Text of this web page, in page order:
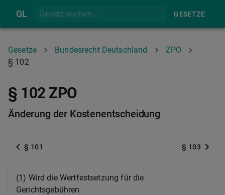
GL GESETZE
Gesetze Bundesrecht Deutschland
ZPO
§ 102
§ 102 ZPO
Änderung der Kostenentscheidung
§ 101 § 103
(1) Wird die Wertfestsetzung für die
Gerichtsgebühren